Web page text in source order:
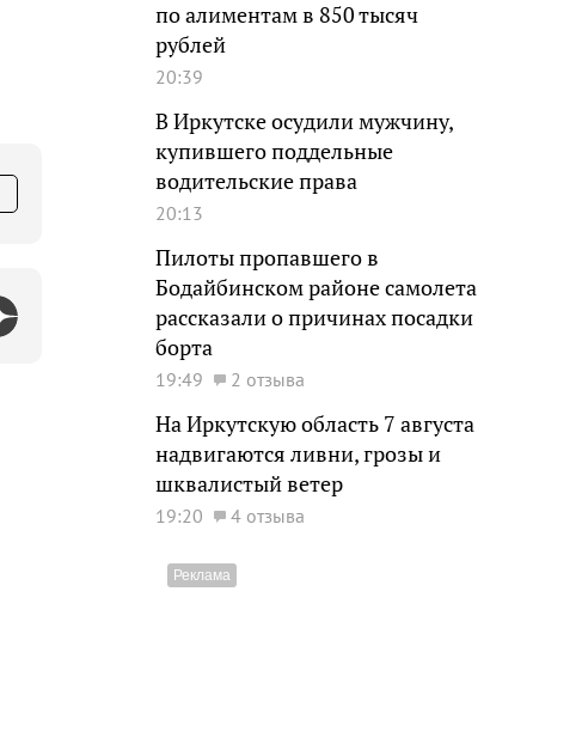
по алиментам в 850 тысяч
рублей
20:39
В Иркутске осудили мужчину,
купившего поддельные
водительские права
20:13
Пилоты пропавшего в
Бодайбинском районе самолета
рассказали о причинах посадки
борта
19:49 2 отзыва
На Иркутскую область 7 августа
надвигаются ливни, грозы и
шквалистый ветер
19:20 4 отзыва